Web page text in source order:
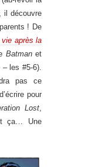
il découvre
! De
vie après la
Batmanet
– les #5-6).
pas ce
pour
Lost,
ça… Une